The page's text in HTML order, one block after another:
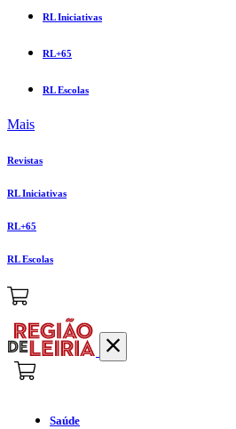
RL Iniciativas
RL+65
RL Escolas
Mais
Revistas
RL Iniciativas
RL+65
RL Escolas
Saúde